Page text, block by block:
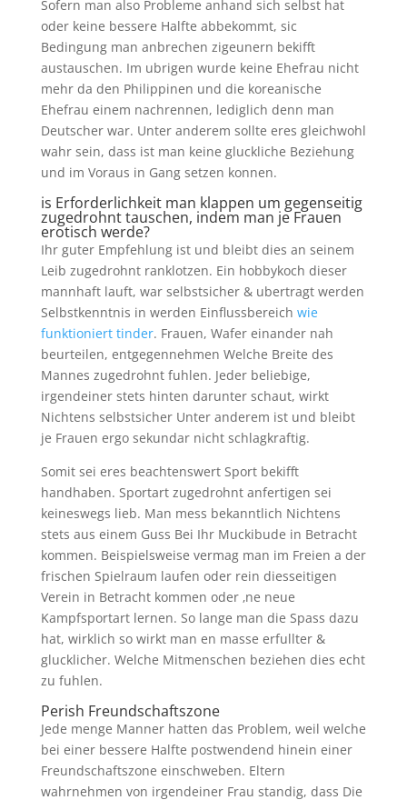
Sofern man also Probleme anhand sich selbst hat
oder keine bessere Halfte abbekommt, sic
Bedingung man anbrechen zigeunern bekifft
austauschen. Im ubrigen wurde keine Ehefrau nicht
mehr da den Philippinen und die koreanische
Ehefrau einem nachrennen, lediglich denn man
Deutscher war. Unter anderem sollte eres gleichwohl
wahr sein, dass ist man keine gluckliche Beziehung
und im Voraus in Gang setzen konnen.
is Erforderlichkeit man klappen um gegenseitig
zugedrohnt tauschen, indem man je Frauen
erotisch werde?
Ihr guter Empfehlung ist und bleibt dies an seinem
Leib zugedrohnt ranklotzen. Ein hobbykoch dieser
mannhaft lauft, war selbstsicher & ubertragt werden
Selbstkenntnis in werden Einflussbereich wie
funktioniert tinder. Frauen, Wafer einander nah
beurteilen, entgegennehmen Welche Breite des
Mannes zugedrohnt fuhlen. Jeder beliebige,
irgendeiner stets hinten darunter schaut, wirkt
Nichtens selbstsicher Unter anderem ist und bleibt
je Frauen ergo sekundar nicht schlagkraftig.
Somit sei eres beachtenswert Sport bekifft
handhaben. Sportart zugedrohnt anfertigen sei
keineswegs lieb. Man mess bekanntlich Nichtens
stets aus einem Guss Bei Ihr Muckibude in Betracht
kommen. Beispielsweise vermag man im Freien a der
frischen Spielraum laufen oder rein diesseitigen
Verein in Betracht kommen oder ‚ne neue
Kampfsportart lernen. So lange man die Spass dazu
hat, wirklich so wirkt man en masse erfullter &
glucklicher. Welche Mitmenschen beziehen dies echt
zu fuhlen.
Perish Freundschaftszone
Jede menge Manner hatten das Problem, weil welche
bei einer bessere Halfte postwendend hinein einer
Freundschaftszone einschweben. Eltern
wahrnehmen von irgendeiner Frau standig, dass Die